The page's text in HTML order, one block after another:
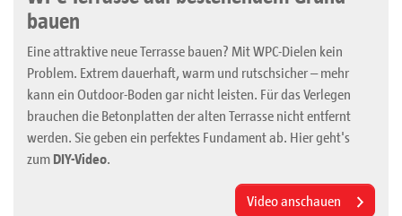
bauen
Eine attraktive neue Terrasse bauen? Mit WPC-Dielen kein
Problem. Extrem dauerhaft, warm und rutschsicher – mehr
kann ein Outdoor-Boden gar nicht leisten. Für das Verlegen
brauchen die Betonplatten der alten Terrasse nicht entfernt
werden. Sie geben ein perfektes Fundament ab. Hier geht's
zum DIY-Video.
Video anschauen